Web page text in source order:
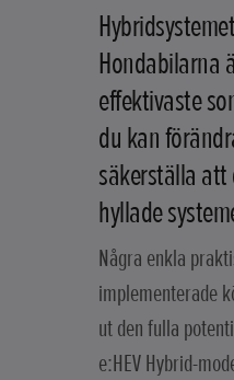
Hondabilarna
effektivaste
du kan
säkerställa
hyllade
Några enkla
implementerade
ut den fulla
e:HEV Hybrid-